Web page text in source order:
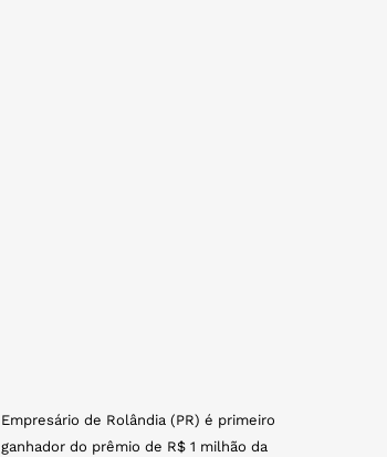
Empresário de Rolândia (PR) é primeiro
ganhador do prêmio de R$ 1 milhão da